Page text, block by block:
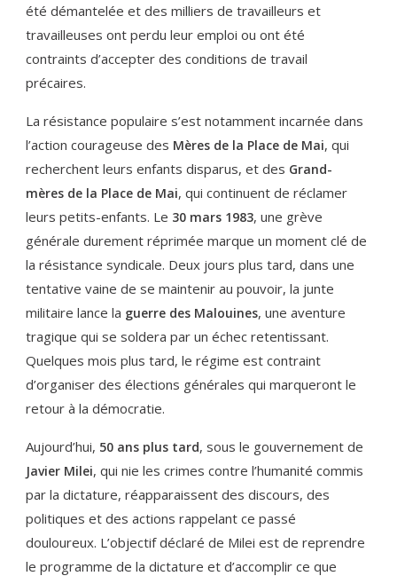
été démantelée et des milliers de travailleurs et
travailleuses ont perdu leur emploi ou ont été
contraints d’accepter des conditions de travail
précaires.
La résistance populaire s’est notamment incarnée dans
l’action courageuse des Mères de la Place de Mai, qui
recherchent leurs enfants disparus, et des Grand-
mères de la Place de Mai, qui continuent de réclamer
leurs petits-enfants. Le 30 mars 1983, une grève
générale durement réprimée marque un moment clé de
la résistance syndicale. Deux jours plus tard, dans une
tentative vaine de se maintenir au pouvoir, la junte
militaire lance la guerre des Malouines, une aventure
tragique qui se soldera par un échec retentissant.
Quelques mois plus tard, le régime est contraint
d’organiser des élections générales qui marqueront le
retour à la démocratie.
Aujourd’hui, 50 ans plus tard, sous le gouvernement de
Javier Milei, qui nie les crimes contre l’humanité commis
par la dictature, réapparaissent des discours, des
politiques et des actions rappelant ce passé
douloureux. L’objectif déclaré de Milei est de reprendre
le programme de la dictature et d’accomplir ce que